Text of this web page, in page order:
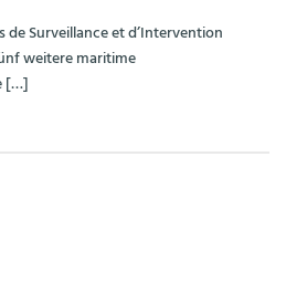
de Surveillance et d’Intervention
weitere maritime
[…]